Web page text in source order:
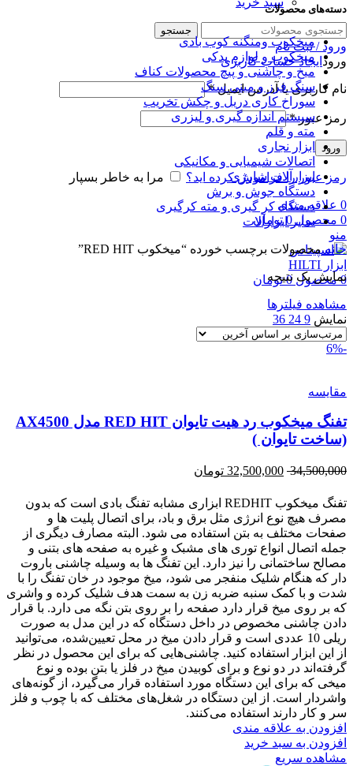
جستجو
ورود / ثبت نام
ورود ایجاد حساب کاربری
نام کاربری یا آدرس ایمیل*
رمز عبور*
ورود
رمز عبور را فراموش کرده اید؟ مرا به خاطر بسپار
0 علاقه مندی
0 محصول 0 تومان
منو
0 محصول 0 تومان
دسته‌های محصولات
میخکوب و‌منگنه کوب بادی
میخکوب و لوازم یدکی
میخ و چاشنی و پیچ محصولات کناف
سنگ فرز و مینی سنگ
سوراخ کاری دریل و چکش تخریب
سیستم اندازه گیری و لیزری
مته و قلم
ابزار نجاری
اتصالات شیمیایی و مکانیکی
ابزارآلات شارژی
دستگاه جوش و برش
دستگاه کر گیری و مته کرگیری
سایر ابزارآلات
خانهمحصولات برچسب خورده “میخکوب RED HIT”
نمایش یک نتیجه
مشاهده فیلترها
نمایش 9
24
36
-6%
مقایسه
تفنگ میخکوب رد هیت تایوان RED HIT مدل AX4500
(ساخت تایوان )
34,500,000
32,500,000 تومان
تفنگ میخکوب REDHIT ابزاری مشابه تفنگ بادی است که بدون
مصرف هیچ نوع انرژی مثل برق و باد، برای اتصال پلیت ها و
صفحات مختلف به بتن استفاده می شود. البته مصارف دیگری از
جمله اتصال انواع توری های مشبک و غیره به صفحه های بتنی و
مصالح ساختمانی را نیز دارد. این تفنگ ها به وسیله چاشنی باروت
دار که هنگام شلیک منفجر می شود، میخ موجود در خان تفنگ را با
شدت و با کمک سنبه ضربه زن به سمت هدف شلیک کرده و واشری
که بر روی میخ قرار دارد صفحه را بر روی بتن نگه می دارد. با قرار
دادن چاشنی مخصوص در داخل دستگاه که در این مدل به صورت
ریلی 10 عددی است و قرار دادن میخ در محل تعیین‌شده، می‌توانید
از این ابزار استفاده کنید. چاشنی‌هایی که برای این محصول در نظر
گرفته‌اند در دو نوع و برای کوبیدن میخ در فلز یا بتن بوده و نوع
میخی که برای این دستگاه مورد استفاده قرار می‌گیرد، از گونه‌های
واشردار است. از این دستگاه در شغل‌های مختلف که با چوب و فلز
سر و کار دارند استفاده می‌کنند.
افزودن به علاقه مندی
افزودن به سبد خرید
مشاهده سریع